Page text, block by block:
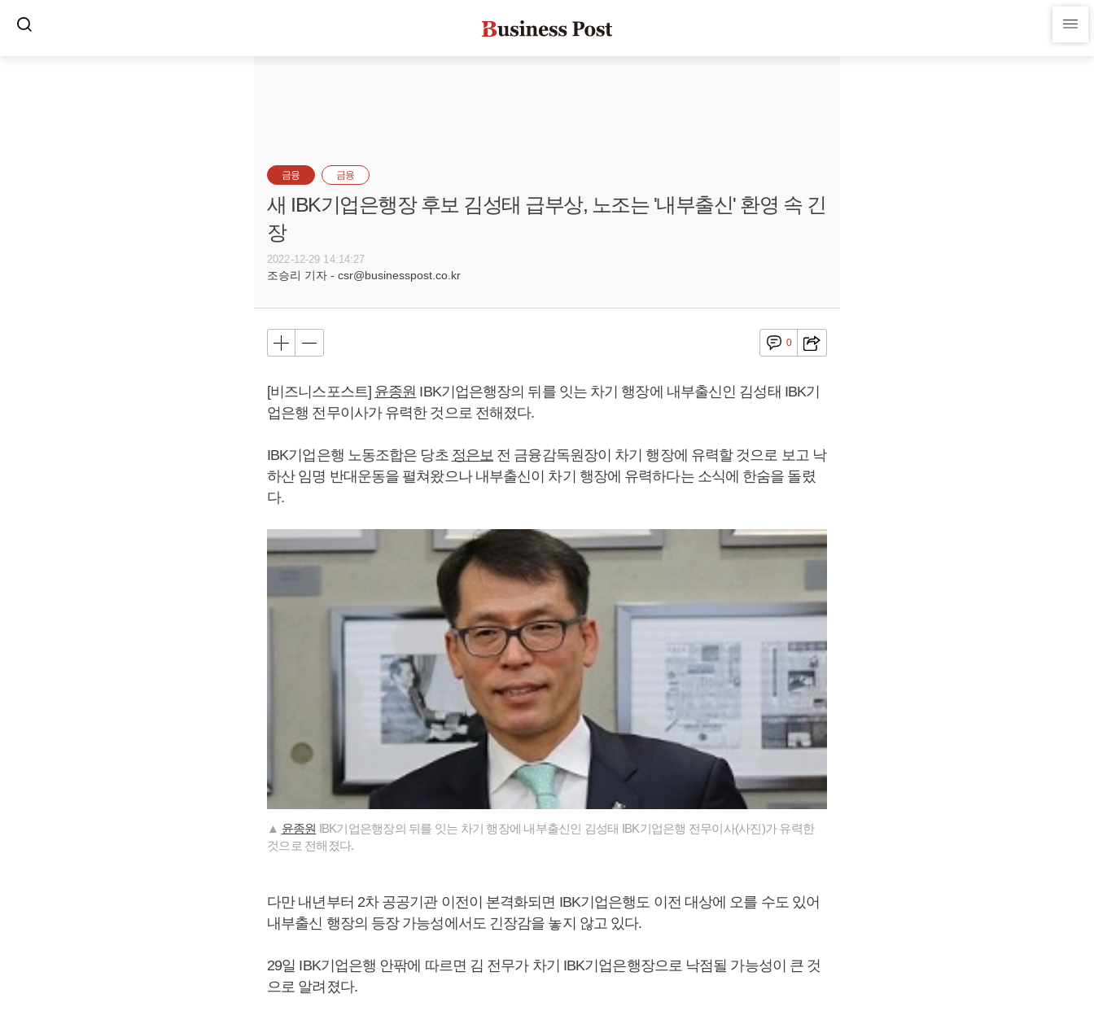
금융 금융
새 IBK기업은행장 후보 김성태 급부상, 노조는 '내부출신' 환영 속 긴
장
2022-12-29 14:14:27
조승리 기자 - csr@businesspost.co.kr
0
[비즈니스포스트] 윤종원 IBK기업은행장의 뒤를 잇는 차기 행장에 내부출신인 김성태 IBK기
업은행 전무이사가 유력한 것으로 전해졌다.
IBK기업은행 노동조합은 당초 정은보 전 금융감독원장이 차기 행장에 유력할 것으로 보고 낙
하산 임명 반대운동을 펼쳐왔으나 내부출신이 차기 행장에 유력하다는 소식에 한숨을 돌렸
다.
▲ 윤종원 IBK기업은행장의 뒤를 잇는 차기 행장에 내부출신인 김성태 IBK기업은행 전무이사(사진)가 유력한
것으로 전해졌다.
다만 내년부터 2차 공공기관 이전이 본격화되면 IBK기업은행도 이전 대상에 오를 수도 있어
내부출신 행장의 등장 가능성에서도 긴장감을 놓지 않고 있다.
29일 IBK기업은행 안팎에 따르면 김 전무가 차기 IBK기업은행장으로 낙점될 가능성이 큰 것
으로 알려졌다.